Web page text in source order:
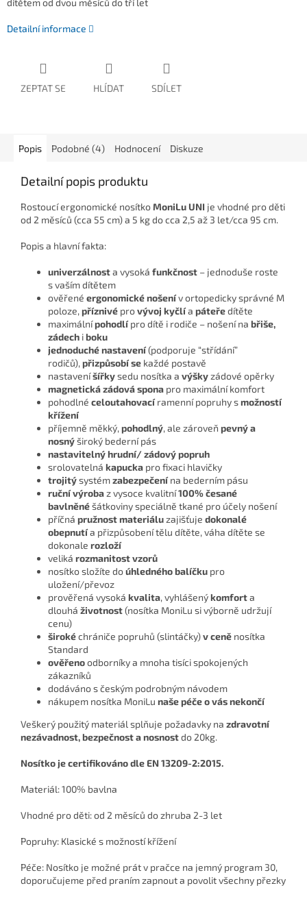
dítětem od dvou měsíců do tří let
Detailní informace
ZEPTAT SE HLÍDAT SDÍLET
Popis Podobné (4) Hodnocení Diskuze
Detailní popis produktu
Rostoucí ergonomické nosítkoMoniLu UNI je vhodné pro děti
od 2 měsíců (cca 55 cm) a 5 kg do cca 2,5 až 3 let/cca 95 cm.
Popis a hlavní fakta:
univerzálnosta vysoká funkčnost – jednoduše roste
s vaším dítětem
ověřené ergonomické nošenív ortopedicky správné M
poloze, příznivé provývoj kyčlía páteředítěte
maximálnípohodlí pro dítě i rodiče – nošení na břiše,
zádech iboku
jednoduché nastavení(podporuje “střídání”
rodičů), přizpůsobí se každé postavě
nastaveníšířkysedu nosítka a výškyzádové opěrky
magnetická zádová spona pro maximální komfort
pohodlné celoutahovací ramenní popruhy smožností
křížení
příjemně měkký, pohodlný, ale zároveň pevný a
nosnýširoký bederní pás
nastavitelný hrudní/ zádový popruh
srolovatelná kapucka pro fixaci hlavičky
trojitýsystémzabezpečení na bederním pásu
ruční výrobaz vysoce kvalitní100% česané
bavlněnéšátkoviny speciálně tkané pro účely nošení
příčná pružnost materiáluzajišťuje dokonalé
obepnutía přizpůsobení tělu dítěte, váha dítěte se
dokonale rozloží
veliká rozmanitost vzorů
nosítko složíte doúhledného balíčku pro
uložení/převoz
prověřená vysoká kvalita, vyhlášenýkomforta
dlouhá životnost(nosítka MoniLu si výborně udržují
cenu)
širokéchrániče popruhů (slintáčky)v ceně nosítka
Standard
ověřenoodborníky a mnoha tisíci spokojených
zákazníků
dodáváno s českým podrobným návodem
nákupem nosítka MoniLu naše péče o vás nekončí
Veškerý použitý materiál splňuje požadavky na zdravotní
nezávadnost, bezpečnost a nosnostdo 20kg.
Nosítko je certifikováno dle EN 13209-2:2015.
Materiál: 100% bavlna
Vhodné pro děti: od 2 měsíců do zhruba 2-3 let
Popruhy: Klasické s možností křížení
Péče: Nosítko je možné prát v pračce na jemný program 30,
doporučujeme před praním zapnout a povolit všechny přezky